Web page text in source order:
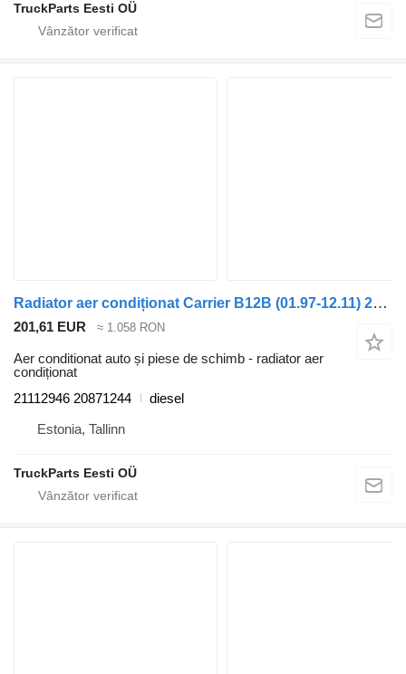
TruckParts Eesti OÜ
Radiator aer condiționat Carrier B12B (01.97-12.11) 21112946 pentru autobuz Volvo B6, B7, B9, B10, B12 bus (1978-2011)
201,61 EUR ≈ 1.058 RON
Aer conditionat auto și piese de schimb - radiator aer
condiționat
21112946 20871244
diesel
Estonia, Tallinn
TruckParts Eesti OÜ